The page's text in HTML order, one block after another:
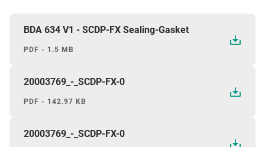
BDA 634 V1 - SCDP-FX Sealing-Gasket
PDF - 1.5 MB
20003769_-_SCDP-FX-0
PDF - 142.97 KB
20003769_-_SCDP-FX-0